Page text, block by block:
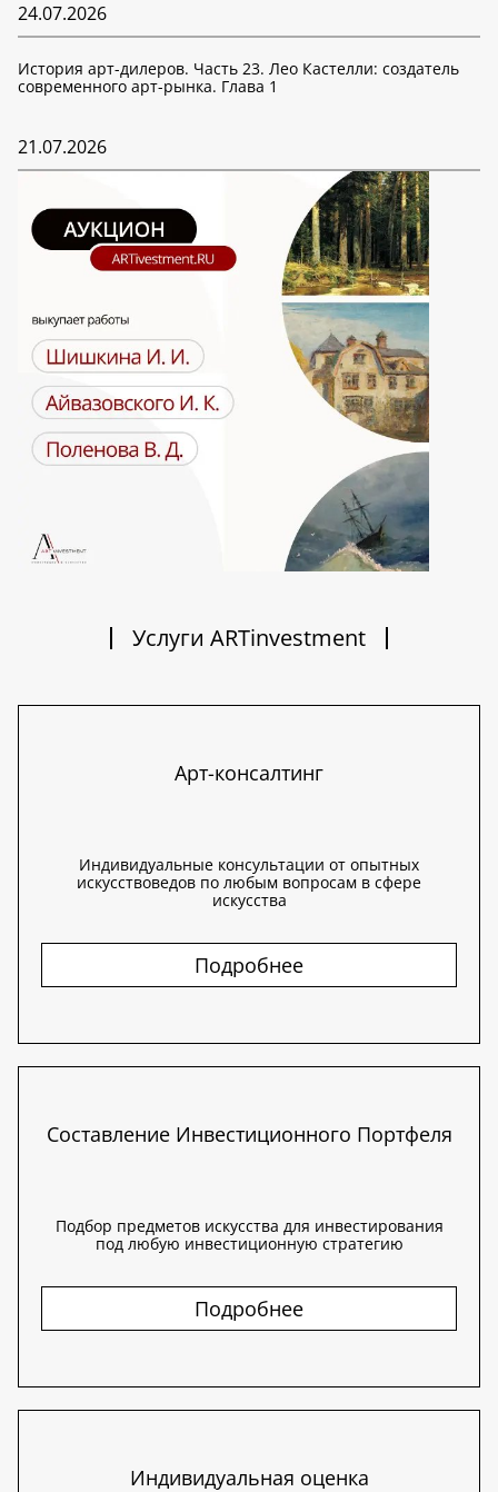
24.07.2026
История арт-дилеров. Часть 23. Лео Кастелли: создатель
современного арт-рынка. Глава 1
21.07.2026
Услуги ARTinvestment
Арт-консалтинг
Индивидуальные консультации от опытных
искусствоведов по любым вопросам в сфере
искусства
Подробнее
Составление Инвестиционного Портфеля
Подбор предметов искусства для инвестирования
под любую инвестиционную стратегию
Подробнее
Индивидуальная оценка